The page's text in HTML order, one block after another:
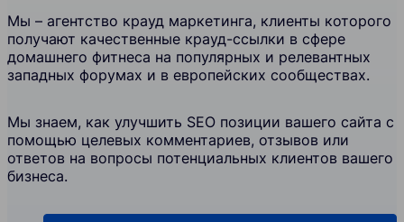
Мы – агентство крауд маркетинга, клиенты которого
получают качественные крауд-ссылки в сфере
домашнего фитнеса на популярных и релевантных
западных форумах и в европейских сообществах.
Мы знаем, как улучшить SEO позиции вашего сайта с
помощью целевых комментариев, отзывов или
ответов на вопросы потенциальных клиентов вашего
бизнеса.